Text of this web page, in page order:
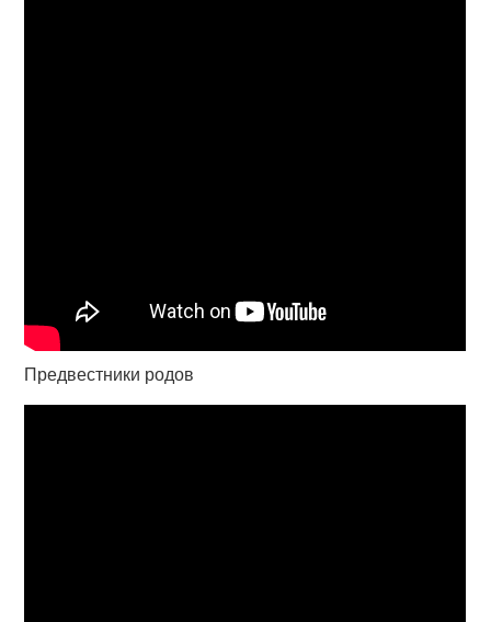
Предвестники родов